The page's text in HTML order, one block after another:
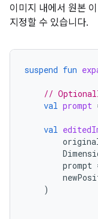
이미지 내에서 원본
지정할 수 있습니다.
suspend fun
//
val prompt
val
prompt
)